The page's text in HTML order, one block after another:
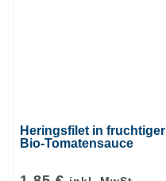
Heringsfilet in fruchtiger
Bio-Tomatensauce